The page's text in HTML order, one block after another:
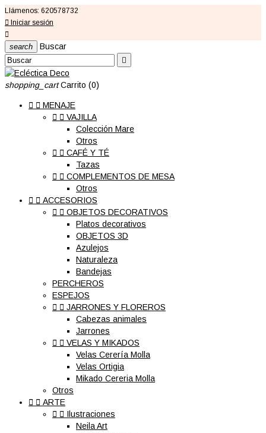
Llámenos: 620578732
 Iniciar sesión

search Buscar

shopping_cart Carrito (0)
  MENAJE
  VAJILLA
Colección Mare
Otros
  CAFÉ Y TÉ
Tazas
  COMPLEMENTOS DE MESA
Otros
  ACCESORIOS
  OBJETOS DECORATIVOS
Platos decorativos
OBJETOS 3D
Azulejos
Naturaleza
Bandejas
PERCHEROS
ESPEJOS
  JARRONES Y FLOREROS
Cabezas animales
Jarrones
  VELAS Y MIKADOS
Velas Cerería Molla
Velas Ortigia
Mikado Cereria Molla
Otros
  ARTE
  Ilustraciones
Neila Art